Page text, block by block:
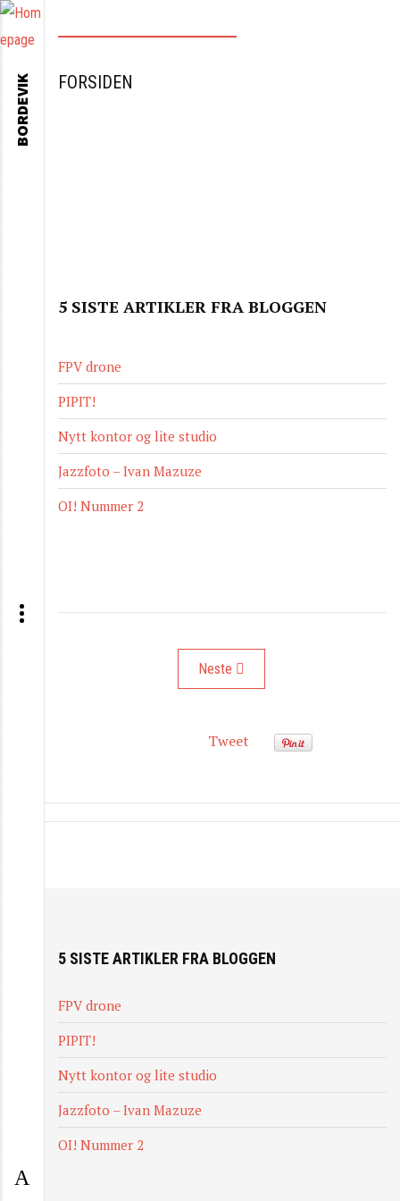
FORSIDEN
5 SISTE ARTIKLER FRA BLOGGEN
FPV drone
PIPIT!
Nytt kontor og lite studio
Jazzfoto – Ivan Mazuze
OI! Nummer 2
Neste artikkel: Minimennesker på
Neste
Tweet
5 SISTE ARTIKLER FRA BLOGGEN
FPV drone
PIPIT!
Nytt kontor og lite studio
Jazzfoto – Ivan Mazuze
OI! Nummer 2
BORDEVIK